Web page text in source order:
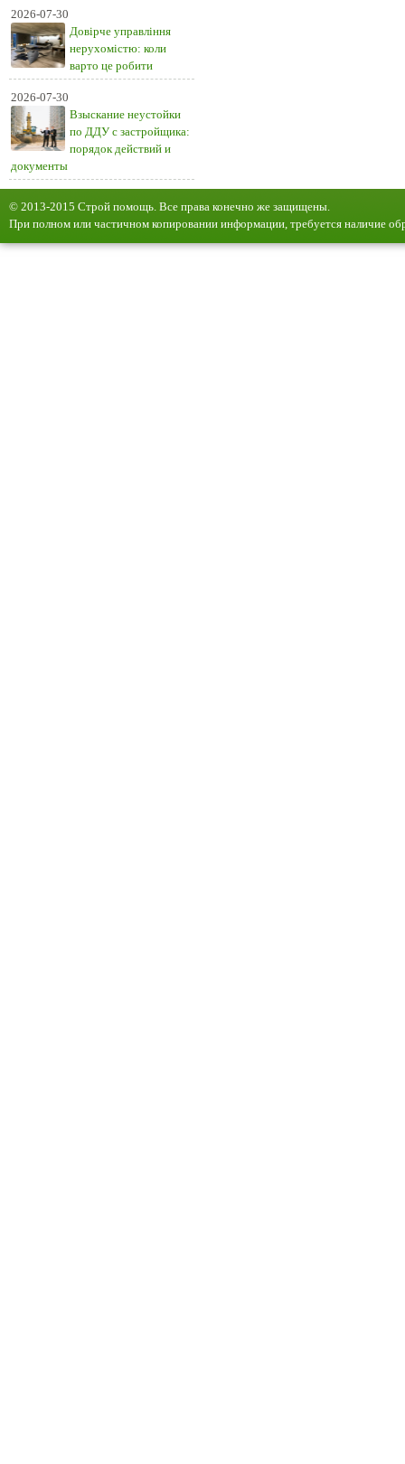
2026-07-30
Довірче управління
нерухомістю: коли
варто це робити
2026-07-30
Взыскание неустойки
по ДДУ с застройщика:
порядок действий и
документы
© 2013-2015 Строй помощь. Все права конечно же защищены.
При полном или частичном копировании информации, требуется наличие